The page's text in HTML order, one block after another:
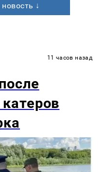
↓
11 часов назад